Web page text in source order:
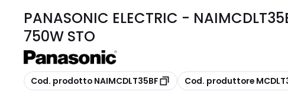
PANASONIC ELECTRIC -
750W STO
copia
Cod. prodotto NAIMCDLT35BF copia
Cod. produttore